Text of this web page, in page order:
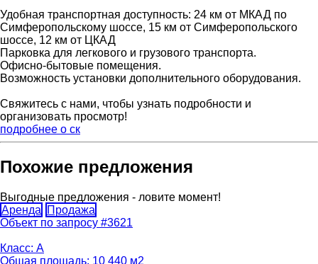
Удобная транспортная доступность: 24 км от МКАД по
Симферопольскому шоссе, 15 км от Симферопольского
шоссе, 12 км от ЦКАД
Парковка для легкового и грузового транспорта.
Офисно-бытовые помещения.
Возможность установки дополнительного оборудования.
Свяжитесь с нами, чтобы узнать подробности и
организовать просмотр!
подробнее о ск
Похожие предложения
Выгодные предложения - ловите момент!
Аренда
Продажа
Объект по запросу #3621
Класс: A
Общая площадь: 10 440 м2